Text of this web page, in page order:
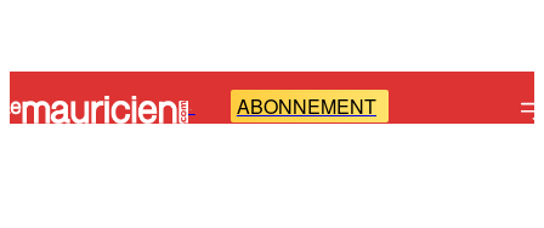
- ABONNEMENT